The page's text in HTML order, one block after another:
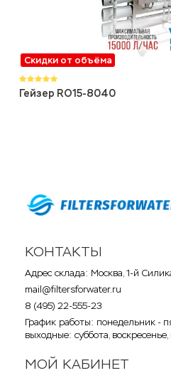
Скидки от объёма
Гейзер RO15-8040
КОНТАКТЫ
Адрес склада: Москва, 1-й
mail@filtersforwater.ru
8 (495) 22-555-23
График работы: понедельник -
выходные: суббота,
МОЙ КАБИНЕТ